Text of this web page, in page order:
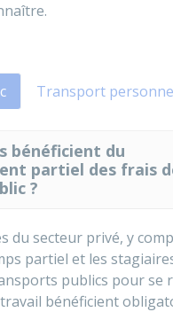
Transport
bénéficient du
partiel des frais
?
du secteur privé, y
partiel et les
publics pour se
bénéficient